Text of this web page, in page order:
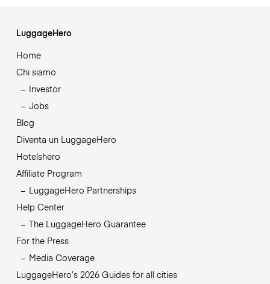
LuggageHero
Home
Chi siamo
Investor
Jobs
Blog
Diventa un LuggageHero
Hotelshero
Affiliate Program
LuggageHero Partnerships
Help Center
The LuggageHero Guarantee
For the Press
Media Coverage
LuggageHero’s 2026 Guides for all cities